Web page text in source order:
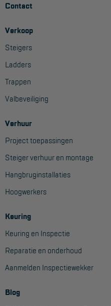
Contact
Verkoop
Steigers
Ladders
Trappen
Valbeveiliging
Verhuur
Project toepassingen
Steiger verhuur en montage
Hangbruginstallaties
Hoogwerkers
Keuring
Keuring en Inspectie
Reparatie en onderhoud
Aanmelden Inspectiewekker
Blog